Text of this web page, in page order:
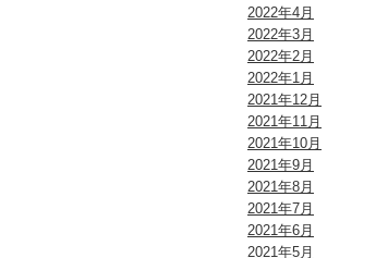
2022年4月
2022年3月
2022年2月
2022年1月
2021年12月
2021年11月
2021年10月
2021年9月
2021年8月
2021年7月
2021年6月
2021年5月